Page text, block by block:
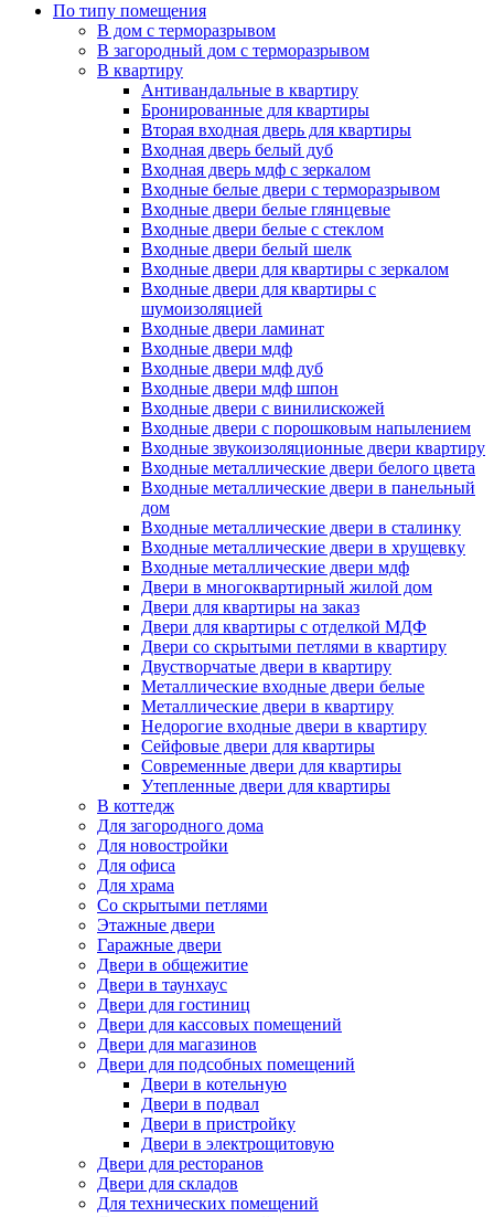
По типу помещения
В дом с терморазрывом
В загородный дом с терморазрывом
В квартиру
Антивандальные в квартиру
Бронированные для квартиры
Вторая входная дверь для квартиры
Входная дверь белый дуб
Входная дверь мдф с зеркалом
Входные белые двери с терморазрывом
Входные двери белые глянцевые
Входные двери белые с стеклом
Входные двери белый шелк
Входные двери для квартиры с зеркалом
Входные двери для квартиры с
шумоизоляцией
Входные двери ламинат
Входные двери мдф
Входные двери мдф дуб
Входные двери мдф шпон
Входные двери с винилискожей
Входные двери с порошковым напылением
Входные звукоизоляционные двери квартиру
Входные металлические двери белого цвета
Входные металлические двери в панельный
дом
Входные металлические двери в сталинку
Входные металлические двери в хрущевку
Входные металлические двери мдф
Двери в многоквартирный жилой дом
Двери для квартиры на заказ
Двери для квартиры с отделкой МДФ
Двери со скрытыми петлями в квартиру
Двустворчатые двери в квартиру
Металлические входные двери белые
Металлические двери в квартиру
Недорогие входные двери в квартиру
Сейфовые двери для квартиры
Современные двери для квартиры
Утепленные двери для квартиры
В коттедж
Для загородного дома
Для новостройки
Для офиса
Для храма
Со скрытыми петлями
Этажные двери
Гаражные двери
Двери в общежитие
Двери в таунхаус
Двери для гостиниц
Двери для кассовых помещений
Двери для магазинов
Двери для подсобных помещений
Двери в котельную
Двери в подвал
Двери в пристройку
Двери в электрощитовую
Двери для ресторанов
Двери для складов
Для технических помещений